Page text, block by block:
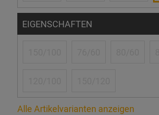
EIGENSCHAFTEN
Alle Artikelvarianten anzeigen